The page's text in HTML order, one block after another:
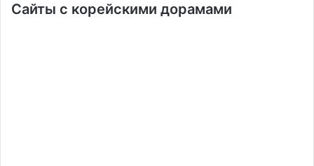
Сайты с корейскими дорамами